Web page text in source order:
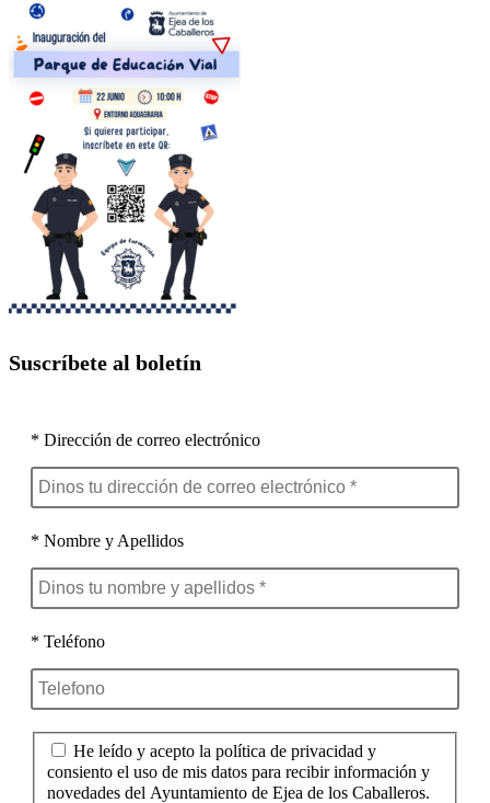
Suscríbete al boletín
* Dirección de correo electrónico
* Nombre y Apellidos
* Teléfono
He leído y acepto la política de privacidad y
consiento el uso de mis datos para recibir información y
novedades del Ayuntamiento de Ejea de los Caballeros.